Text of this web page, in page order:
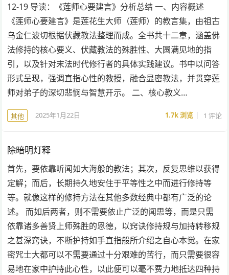
12-19 导读：《莲师心要建言》分析总结 一、内容概述
《莲师心要建言》是莲花生大师（莲师）的教言集，由祖古
乌金仁波切根据伏藏教法整理而成。全书共十二章，涵盖佛
法修持的核心要义、伏藏教法的殊胜性、大圆满见地的指
引，以及针对末法时代修行者的具体实践建议。书中以问答
形式呈现，强调直指心性的教授，融合显密教法，并贯穿莲
师对弟子的深切悲悯与智慧开示。 二、核心教义…
其他 2025年1月22日 1.7k浏览 1 评论
除暗明灯释
首先，要依靠听闻如大海般的教法；其次，反复思维以获得
定解；而后，长期持久地安住于平等性之中而进行修持等
等。就像这样的修持方法在其他多数经典中都有广泛的论
述。 而如后两者，则不需要依止广泛的闻思等，而是只需
依靠诸多善贤上师殊胜的恩德，以窍诀修持规与加持转移规
之甚深窍诀，不断护持如手直指般所介绍之自心本觉。在家
密咒士大都可以不需要通过十分艰难的苦行，而只需要很容
易地在家中护持此心性，以此便可以毫不费力地抵达四种持